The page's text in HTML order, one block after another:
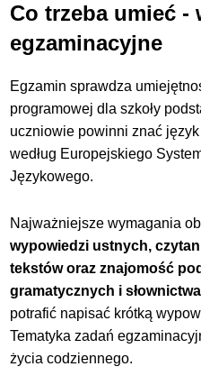
Co trzeba umieć -
egzaminacyjne
Egzamin sprawdza
programowej dla szkoły
uczniowie powinni znać
według Europejskiego
Językowego.
Najważniejsze wymagania
wypowiedzi ustnych,
tekstów oraz znajomość
gramatycznych i
potrafić napisać krótką
Tematyka zadań
życia codziennego.